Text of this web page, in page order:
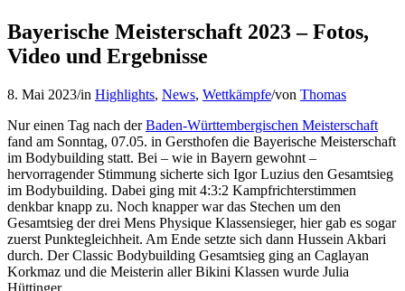
Bayerische Meisterschaft 2023 – Fotos,
Video und Ergebnisse
8. Mai 2023/in Highlights, News, Wettkämpfe/von Thomas
Nur einen Tag nach derBaden-Württembergischen Meisterschaft
fand am Sonntag, 07.05. in Gersthofen die Bayerische Meisterschaft
im Bodybuilding statt. Bei – wie in Bayern gewohnt –
hervorragender Stimmung sicherte sich Igor Luzius den Gesamtsieg
im Bodybuilding. Dabei ging mit 4:3:2 Kampfrichterstimmen
denkbar knapp zu. Noch knapper war das Stechen um den
Gesamtsieg der drei Mens Physique Klassensieger, hier gab es sogar
zuerst Punktegleichheit. Am Ende setzte sich dann Hussein Akbari
durch. Der Classic Bodybuilding Gesamtsieg ging an Caglayan
Korkmaz und die Meisterin aller Bikini Klassen wurde Julia
Hüttinger.